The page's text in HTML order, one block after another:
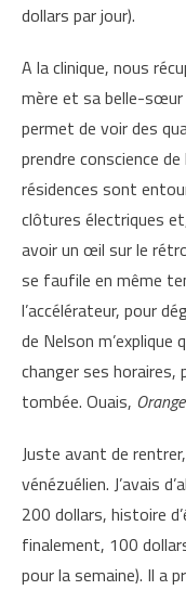
dollars par jour).
A la clinique, nous
mère et sa belle-sœur
permet de voir des
prendre conscience
résidences sont
clôtures électriques
avoir un œil sur le
se faufile en même
l’accélérateur, pour
de Nelson m’explique
changer ses horaires,
tombée. Ouais,
Juste avant de
vénézuélien. J’avais
200 dollars, histoire
finalement, 100
pour la semaine). Il a